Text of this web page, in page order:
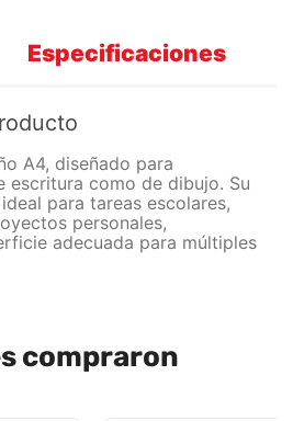
Especificaciones
A4, diseñado para
escritura como de dibujo. Su
para tareas escolares,
personales,
adecuada para múltiples
compraron